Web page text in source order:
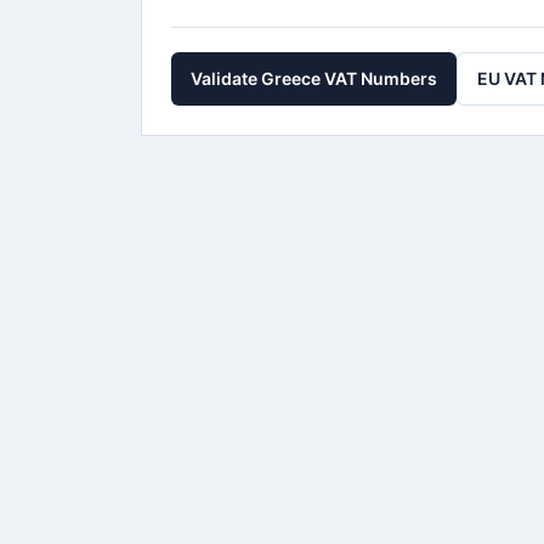
Validate Greece VAT Numbers EU VAT